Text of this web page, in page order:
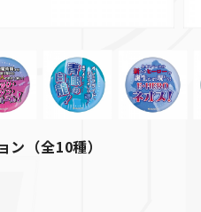
（全10種）